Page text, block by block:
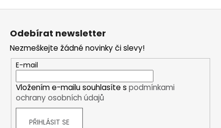
Z
Odebírat newsletter
Nezmeškejte žádné novinky či slevy!
E-mail
Vložením e-mailu souhlasíte s podmínkami
ochrany osobních údajů
PŘIHLÁSIT SE